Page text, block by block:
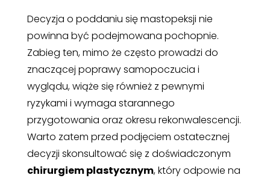
Decyzja o poddaniu się mastopeksji nie
powinna być podejmowana pochopnie.
Zabieg ten, mimo że często prowadzi do
znaczącej poprawy samopoczucia i
wyglądu, wiąże się również z pewnymi
ryzykami i wymaga starannego
przygotowania oraz okresu rekonwalescencji.
Warto zatem przed podjęciem ostatecznej
decyzji skonsultować się z doświadczonym
chirurgiem plastycznym, który odpowie na